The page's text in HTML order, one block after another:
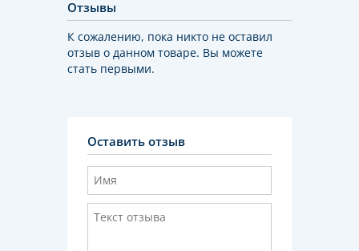
Отзывы
К сожалению, пока никто не оставил
отзыв о данном товаре. Вы можете
стать первыми.
Оставить отзыв